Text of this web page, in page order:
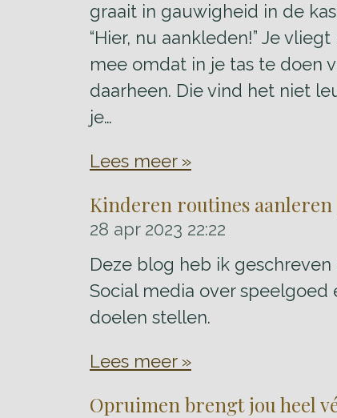
graait in gauwigheid in de
“Hier, nu aankleden!” Je
mee omdat in je tas te doen
daarheen. Die vind het niet
je…
Lees meer »
Kinderen routines aanleren
28 apr 2023 22:22
Deze blog heb ik
Social media over
doelen stellen.
Lees meer »
Opruimen brengt jou heel